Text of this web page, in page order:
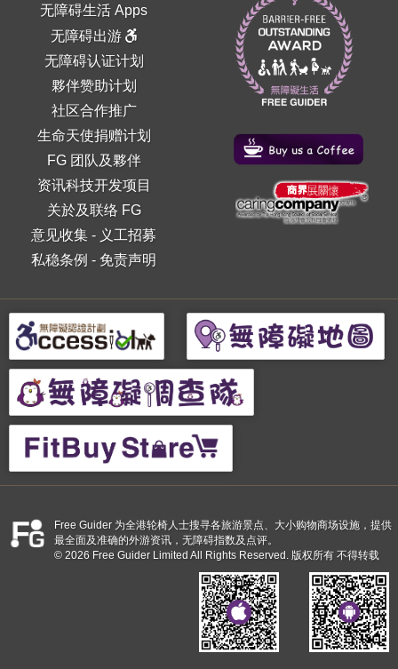
无障碍生活 Apps
无障碍出游
无障碍认证计划
夥伴赞助计划
社区合作推广
生命天使捐赠计划
FG 团队及夥伴
资讯科技开发项目
关於及联络 FG
意见收集 - 义工招募
私稳条例 - 免责声明
Free Guider 为全港轮椅人士搜寻各旅游景点、大小购物商场设施，提供
最全面及准确的外游资讯，无障碍指数及点评。
© 2026 Free Guider Limited All Rights Reserved. 版权所有 不得转载